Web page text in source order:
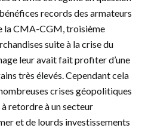
records des armateurs
la CMA-CGM, troisième
suite à la crise du
leur avait fait profiter d’une
très élevés. Cependant cela
crises géopolitiques
retordre à un secteur
et de lourds investissements